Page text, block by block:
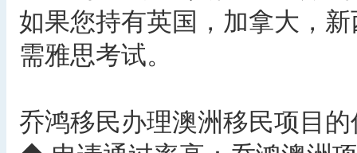
如果您持有英国，加拿大，
需雅思考试。
乔鸿移民办理澳洲移民项目